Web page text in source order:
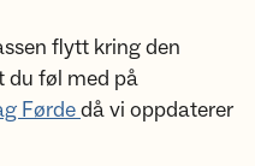
flytt kring den
du føl med på
Førdedå vi oppdaterer